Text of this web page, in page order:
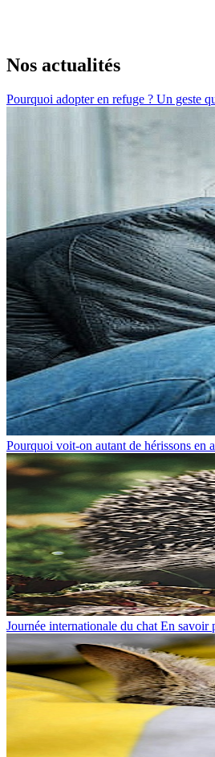
Nos actualités
Pourquoi adopter en refuge ? Un geste
Pourquoi voit-on autant de hérissons en
Journée internationale du chat En savoir